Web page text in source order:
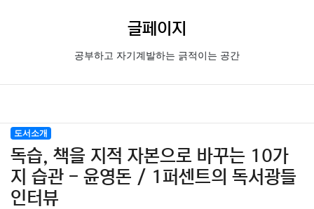
글페이지
공부하고 자기계발하는 긁적이는 공간
도서소개
독습, 책을 지적 자본으로 바꾸는 10가
지 습관 - 윤영돈 / 1퍼센트의 독서광들
인터뷰